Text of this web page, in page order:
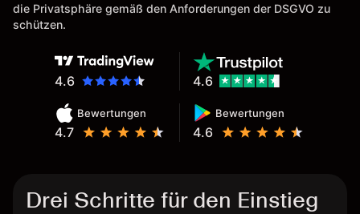
die Privatsphäre gemäß den Anforderungen der DSGVO zu
schützen.
4.6
Bewertungen
4.7
Bewertungen
4.6
4.6
Drei Schritte für den Einstieg